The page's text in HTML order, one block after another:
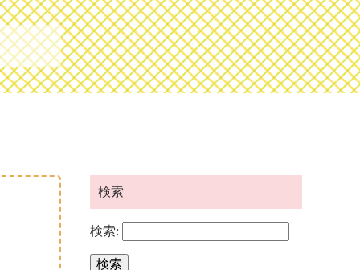
検索
検索: